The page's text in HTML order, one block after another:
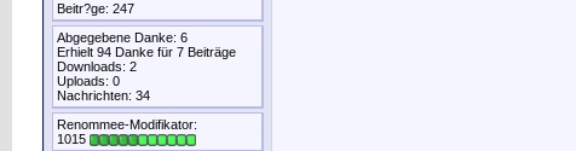
Beitr?ge: 247
Abgegebene Danke: 6
Erhielt 94 Danke für 7 Beiträge
Downloads: 2
Uploads: 0
Nachrichten: 34
Renommee-Modifikator:
1015